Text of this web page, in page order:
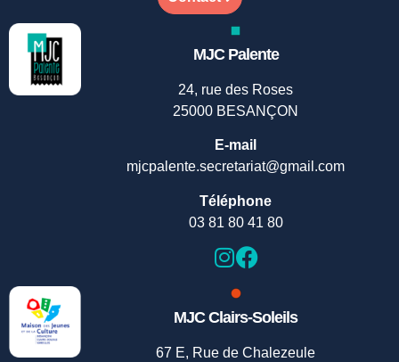
MJC Palente
24, rue des Roses
25000 BESANÇON
E-mail
mjcpalente.secretariat@gmail.com
Téléphone
03 81 80 41 80
MJC Clairs-Soleils
67 E, Rue de Chalezeule